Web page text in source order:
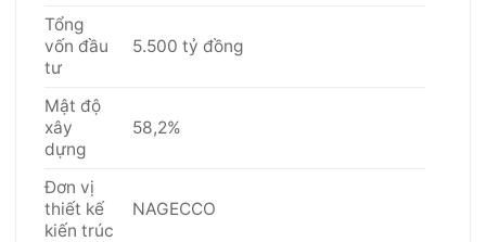
Tổng
vốn đầu
tư
5.500 tỷ đồng
Mật độ
xây
dựng
58,2%
Đơn vị
thiết kế
kiến trúc
NAGECCO